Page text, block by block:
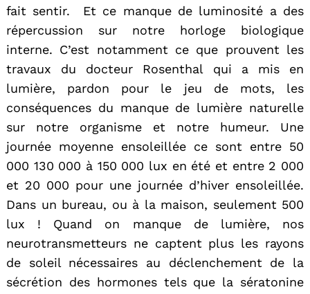
fait sentir. Et ce manque de luminosité a des
répercussion sur notre horloge biologique
interne. C’est notamment ce que prouvent les
travaux du docteur Rosenthal qui a mis en
lumière, pardon pour le jeu de mots, les
conséquences du manque de lumière naturelle
sur notre organisme et notre humeur. Une
journée moyenne ensoleillée ce sont entre 50
000 130 000 à 150 000 lux en été et entre 2 000
et 20 000 pour une journée d’hiver ensoleillée.
Dans un bureau, ou à la maison, seulement 500
lux ! Quand on manque de lumière, nos
neurotransmetteurs ne captent plus les rayons
de soleil nécessaires au déclenchement de la
sécrétion des hormones tels que la sératonine